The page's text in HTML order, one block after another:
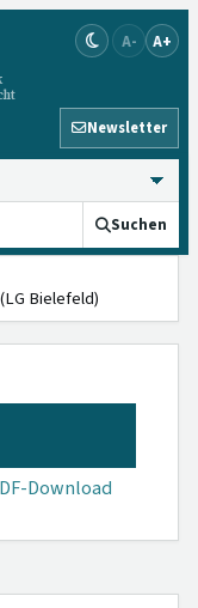
A- A+
Newsletter
Suchen
Bielefeld)
Download